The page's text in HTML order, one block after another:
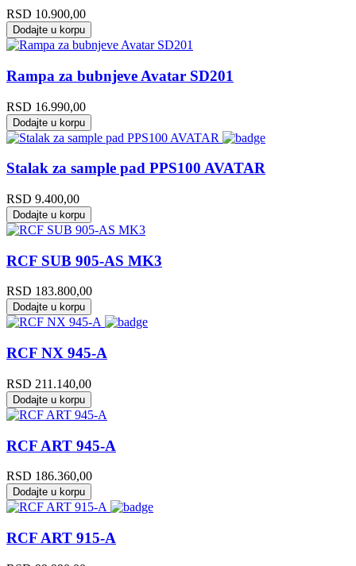
RSD 10.900,00
Dodajte u korpu
Rampa za bubnjeve Avatar SD201
RSD 16.990,00
Dodajte u korpu
Stalak za sample pad PPS100 AVATAR
RSD 9.400,00
Dodajte u korpu
RCF SUB 905-AS MK3
RSD 183.800,00
Dodajte u korpu
RCF NX 945-A
RSD 211.140,00
Dodajte u korpu
RCF ART 945-A
RSD 186.360,00
Dodajte u korpu
RCF ART 915-A